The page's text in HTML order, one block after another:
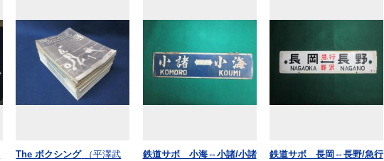
The ボクシング
（平澤武
鉄道サボ 小海⇔小諸/小諸
鉄道サボ 長岡⇔長野/急行